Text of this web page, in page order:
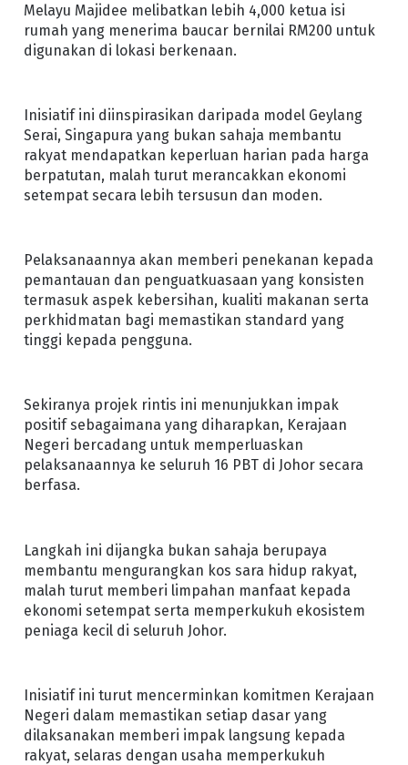
Melayu Majidee melibatkan lebih 4,000 ketua isi
rumah yang menerima baucar bernilai RM200 untuk
digunakan di lokasi berkenaan.
Inisiatif ini diinspirasikan daripada model Geylang
Serai, Singapura yang bukan sahaja membantu
rakyat mendapatkan keperluan harian pada harga
berpatutan, malah turut merancakkan ekonomi
setempat secara lebih tersusun dan moden.
Pelaksanaannya akan memberi penekanan kepada
pemantauan dan penguatkuasaan yang konsisten
termasuk aspek kebersihan, kualiti makanan serta
perkhidmatan bagi memastikan standard yang
tinggi kepada pengguna.
Sekiranya projek rintis ini menunjukkan impak
positif sebagaimana yang diharapkan, Kerajaan
Negeri bercadang untuk memperluaskan
pelaksanaannya ke seluruh 16 PBT di Johor secara
berfasa.
Langkah ini dijangka bukan sahaja berupaya
membantu mengurangkan kos sara hidup rakyat,
malah turut memberi limpahan manfaat kepada
ekonomi setempat serta memperkukuh ekosistem
peniaga kecil di seluruh Johor.
Inisiatif ini turut mencerminkan komitmen Kerajaan
Negeri dalam memastikan setiap dasar yang
dilaksanakan memberi impak langsung kepada
rakyat, selaras dengan usaha memperkukuh